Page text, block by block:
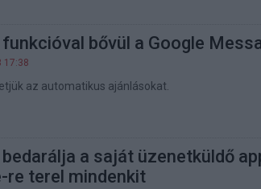
bővül a Google
17:38
az automatikus ajánlásokat.
a saját üzenetküldő
re terel mindenkit